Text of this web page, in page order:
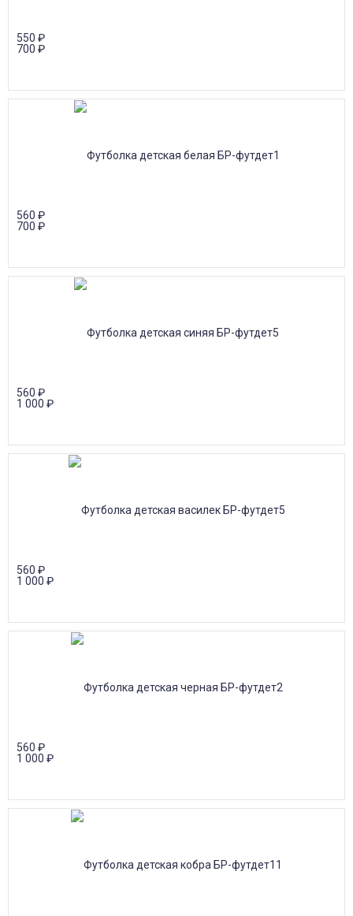
550 ₽
700 ₽
560 ₽
700 ₽
560 ₽
1 000 ₽
560 ₽
1 000 ₽
560 ₽
1 000 ₽